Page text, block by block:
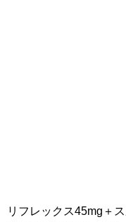
リフレックス45mg＋